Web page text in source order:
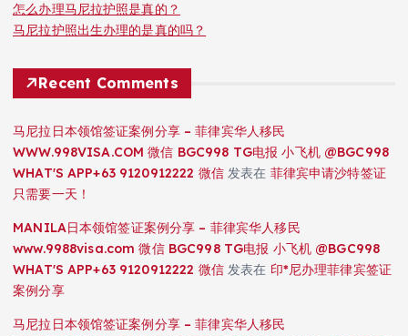
怎么办理马尼拉护照是真的？
马尼拉护照出生办理的是真的吗？
Recent Comments
马尼拉日本领馆签证案例分享 – 菲律宾华人移民
WWW.998VISA.COM 微信 BGC998 TG电报 小飞机 @BGC998
WHAT'S APP+63 9120912222 微信发表在 菲律宾申请沙特签证
只需要一天！
MANILA日本领馆签证案例分享 – 菲律宾华人移民
www.9988visa.com 微信 BGC998 TG电报 小飞机 @BGC998
WHAT'S APP+63 9120912222 微信发表在 印*尼办理菲律宾签证
案例分享
马尼拉日本领馆签证案例分享 – 菲律宾华人移民